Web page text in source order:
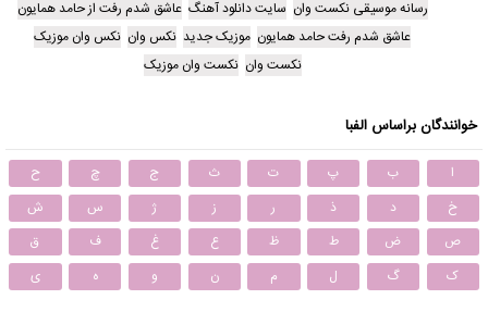
رسانه موسیقی نکست وان سایت دانلود آهنگ عاشق شدم رفت از حامد همایون
عاشق شدم رفت حامد همایون موزیک جدید نکس وان نکس وان موزیک
نکست وان نکست وان موزیک
خوانندگان براساس الفبا
ا ب پ ت ث ج چ
ح
خ
د ذ ر ز ژ س
ش
ص
ض ط ظ ع غ ف
ق
ک
گ ل م ن و ه ی